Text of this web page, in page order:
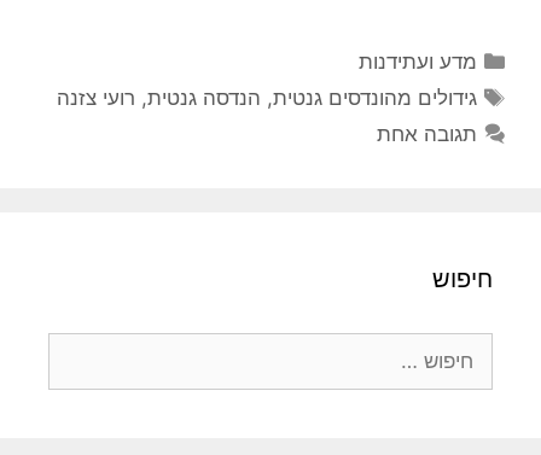
קטגוריות
מדע ועתידנות
תגיות
גידולים מהונדסים גנטית, הנדסה גנטית, רועי צזנה
תגובה אחת
חיפוש